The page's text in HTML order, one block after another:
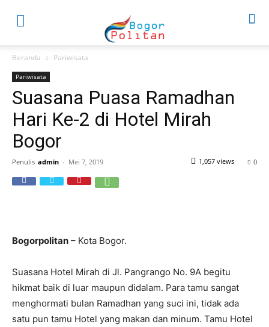
Beranda Pariwisata
Pariwisata
Suasana Puasa Ramadhan
Hari Ke-2 di Hotel Mirah
Bogor
Penulis admin - Mei 7, 2019 0
1,057 views
Bogorpolitan – Kota Bogor.
Suasana Hotel Mirah di Jl. Pangrango No. 9A begitu
hikmat baik di luar maupun didalam. Para tamu sangat
menghormati bulan Ramadhan yang suci ini, tidak ada
satu pun tamu Hotel yang makan dan minum. Tamu Hotel